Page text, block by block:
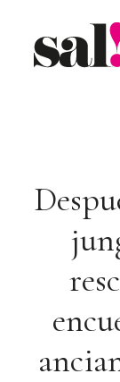
contenido